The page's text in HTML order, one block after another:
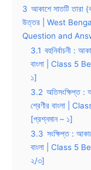
3 আকাশে সাতটি তারা
উত্তর | West
Question and
3.1 বহুনির্বাচনী :
বাংলা | Class 5
১]
3.2 অতিসংক্ষিপ্ত :
শ্রেণীর বাংলা |
[প্রশ্নমান – ১]
3.3 সংক্ষিপ্ত :
বাংলা | Class 5
২/৩]